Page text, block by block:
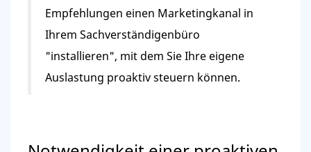
Empfehlungen einen Marketingkanal in
Ihrem Sachverständigenbüro
"installieren", mit dem Sie Ihre eigene
Auslastung proaktiv steuern können.